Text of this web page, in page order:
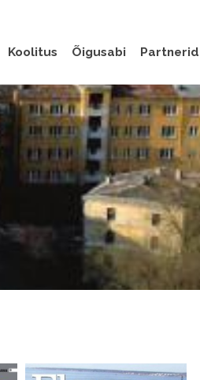
Koolitus Õigusabi Partnerid